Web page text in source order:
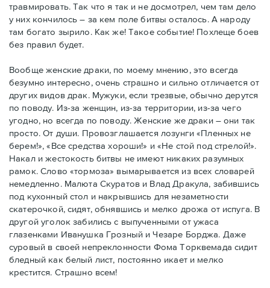
травмировать. Так что я так и не досмотрел, чем там дело
у них кончилось – за кем поле битвы осталось. А народу
там богато зырило. Как же! Такое событие! Похлеще боев
без правил будет.
Вообще женские драки, по моему мнению, это всегда
безумно интересно, очень страшно и сильно отличается от
других видов драк. Мужуки, если трезвые, обычно дерутся
по поводу. Из-за женщин, из-за территории, из-за чего
угодно, но всегда по поводу. Женские же драки – они так
просто. От души. Провозглашается лозунги «Пленных не
берем!», «Все средства хороши!» и «Не стой под стрелой!».
Накал и жестокость битвы не имеют никаких разумных
рамок. Слово «тормоза» вымарывается из всех словарей
немедленно. Малюта Скуратов и Влад Дракула, забившись
под кухонный стол и накрывшись для незаметности
скатерочкой, сидят, обнявшись и мелко дрожа от испуга. В
другой уголок забились с выпученными от ужаса
глазенками Иванушка Грозный и Чезаре Борджа. Даже
суровый в своей непреклонности Фома Торквемада сидит
бледный как белый лист, постоянно икает и мелко
крестится. Страшно всем!